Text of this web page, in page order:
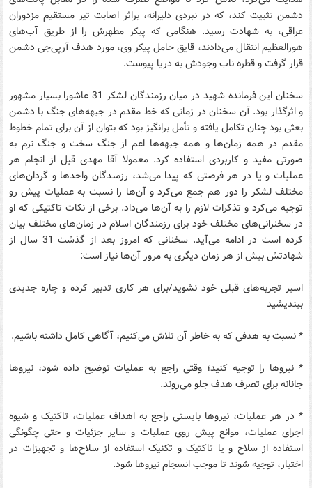
دشمن تثبیت کند، که در نبردی دلیرانه، براثر اصابت تیر مستقیم مزدوران
عراقی، به شهادت رسید. هنگامی که پیکر مطهرش را از طریق آب‌های
هورالعظیم انتقال می‌دادند، قایق حامل پیکر وی، مورد هدف آرپی‌جی دشمن
قرار گرفت و قطره ناب وجودش به دریا پیوست.
سخنان این فرمانده شهید در میان رزمندگان لشکر 31 عاشورا بسیار مشهور
و اثرگذار بود. آن سخنان در زمانی که خط مقدم در جبهه‌های جنگ با دشمن
بعثی بود چنان تکامل یافته و تأمل برانگیز بود که بتوان از آن برای تمام خطوط
مقدم در همه زمان‌ها و همه جبهه‌ها اعم از جنگ سخت و جنگ نرم به
صورتی مفید و کاربردی استفاده کرد. معمولا آقا مهدی قبل از انجام هر
عملیات و یا در هر فرصتی که پیدا می‌شد، رزمندگان واحدها و گردان‌های
مختلف لشکر را دور هم جمع می‌کرد و آن‌ها را نسبت به عملیات پیش رو
توجیه می‌کرد و تذکرات لازم را به آن‌ها می‌داد. برخی از نکات تاکتیکی که او
در سخنرانی‌های مختلف خود برای رزمندگان اسلام در زمان‌های مختلف بیان
کرده است در ادامه می‌آید. سخنانی که امروز بعد از گذشت 31 سال از
شهادتش بیش از هر زمان دیگری به مرور آن‌ها نیاز است:
اسیر تجربه‌های قبلی خود نشوید/برای هر کاری تدبیر کرده و چاره جدیدی
بیندیشید
* نسبت به هدفی که به خاطر آن تلاش می‌کنیم، آگاهی کامل داشته باشیم.
* نیروها را توجیه کنید؛ وقتی راجع به عملیات توضیح داده شود، نیروها
جانانه برای تصرف هدف جلو می‌روند.
* در هر عملیات، نیروها بایستی راجع به اهداف عملیات، تاکتیک و شیوه
اجرای عملیات، موانع پیش روی عملیات و سایر جزئیات و حتی چگونگی
استفاده از سلاح و یا تاکتیک و تکنیک استفاده از سلاح‌ها و تجهیزات در
اختیار، توجیه شوند تا موجب انسجام نیروها شود.